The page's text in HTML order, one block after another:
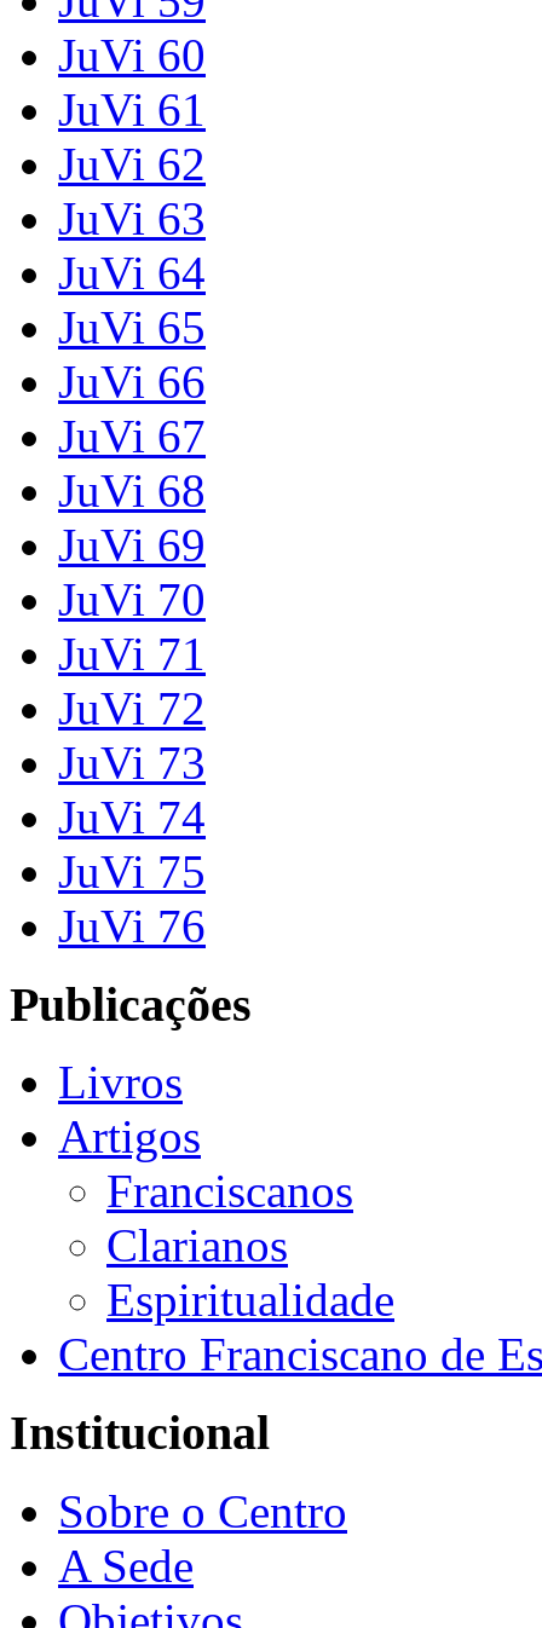
JuVi 60
JuVi 61
JuVi 62
JuVi 63
JuVi 64
JuVi 65
JuVi 66
JuVi 67
JuVi 68
JuVi 69
JuVi 70
JuVi 71
JuVi 72
JuVi 73
JuVi 74
JuVi 75
JuVi 76
Publicações
Livros
Artigos
Franciscanos
Clarianos
Espiritualidade
Centro Franciscano de
Institucional
Sobre o Centro
A Sede